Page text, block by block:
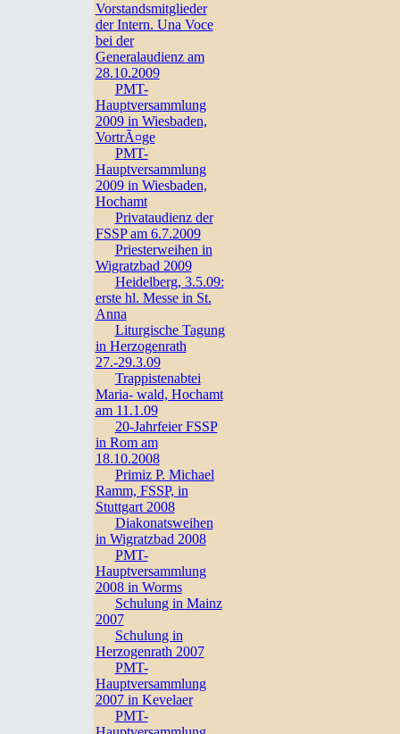
Vorstandsmitglieder
der Intern. Una Voce
bei der
Generalaudienz am
28.10.2009
PMT-
Hauptversammlung
2009 in Wiesbaden,
VortrÃ¤ge
PMT-
Hauptversammlung
2009 in Wiesbaden,
Hochamt
Privataudienz der
FSSP am 6.7.2009
Priesterweihen in
Wigratzbad 2009
Heidelberg, 3.5.09:
erste hl. Messe in St.
Anna
Liturgische Tagung
in Herzogenrath
27.-29.3.09
Trappistenabtei
Maria- wald, Hochamt
am 11.1.09
20-Jahrfeier FSSP
in Rom am
18.10.2008
Primiz P. Michael
Ramm, FSSP, in
Stuttgart 2008
Diakonatsweihen
in Wigratzbad 2008
PMT-
Hauptversammlung
2008 in Worms
Schulung in Mainz
2007
Schulung in
Herzogenrath 2007
PMT-
Hauptversammlung
2007 in Kevelaer
PMT-